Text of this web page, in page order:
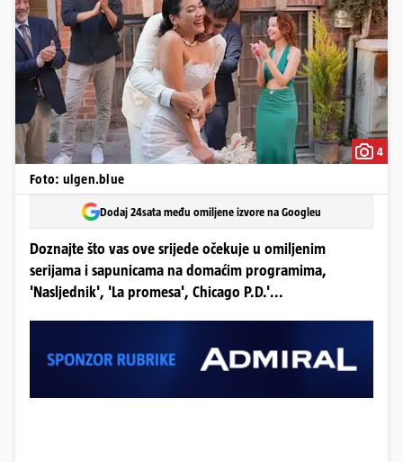
4
Foto: ulgen.blue
Dodaj 24sata među omiljene izvore na Googleu
Doznajte što vas ove srijede očekuje u omiljenim
serijama i sapunicama na domaćim programima,
'Nasljednik', 'La promesa', Chicago P.D.'...